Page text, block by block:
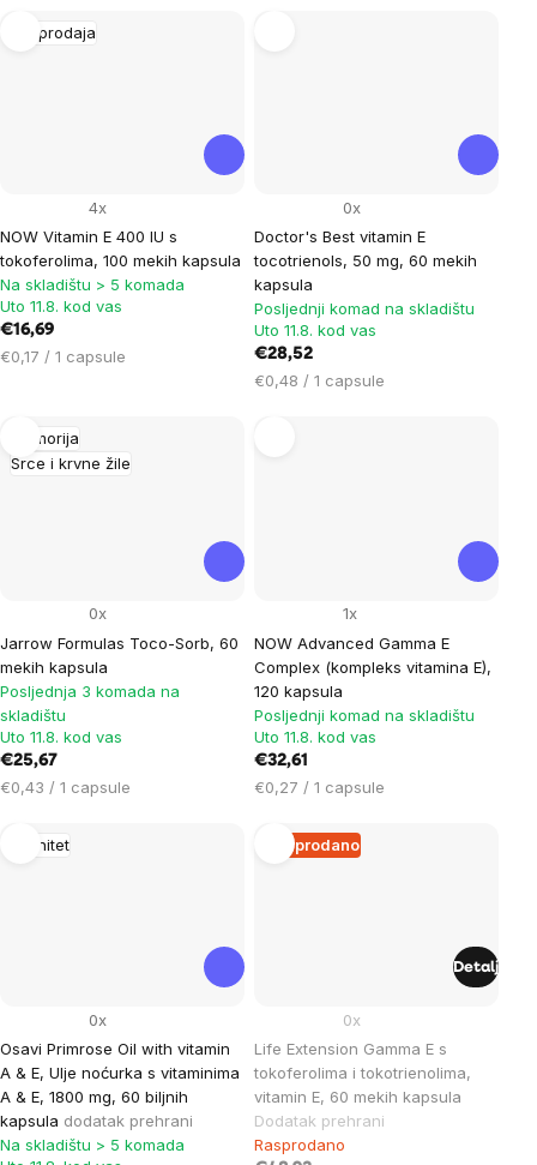
Rasprodaja
NOW Vitamin E 400 IU s
tokoferolima, 100 mekih kapsula
4x
Na skladištu > 5 komada
Uto 11.8. kod vas
€16,69
Cijena
€0,17 / 1 capsule
Doctor's Best vitamin E
tocotrienols, 50 mg, 60 mekih
kapsula
0x
Posljednji komad na skladištu
Uto 11.8. kod vas
€28,52
Cijena
€0,48 / 1 capsule
Memorija
Srce i krvne žile
Jarrow Formulas Toco-Sorb, 60
mekih kapsula
0x
Posljednja 3 komada na
skladištu
Uto 11.8. kod vas
€25,67
Cijena
€0,43 / 1 capsule
NOW Advanced Gamma E
Complex (kompleks vitamina E),
120 kapsula
1x
Posljednji komad na skladištu
Uto 11.8. kod vas
€32,61
Cijena
€0,27 / 1 capsule
Imunitet
Osavi Primrose Oil with vitamin
A & E, Ulje noćurka s vitaminima
A & E, 1800 mg, 60 biljnih
kapsula dodatak prehrani
0x
Na skladištu > 5 komada
Rasprodano
Life Extension Gamma E s
tokoferolima i tokotrienolima,
vitamin E, 60 mekih kapsula
Dodatak prehrani
0x
Rasprodano
Detalj